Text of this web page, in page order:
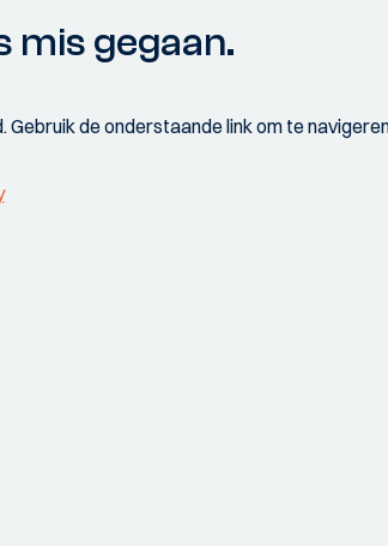
mis gegaan.
de onderstaande link om te